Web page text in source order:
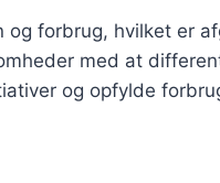
og forbrug, hvilket er
med at
og opfylde